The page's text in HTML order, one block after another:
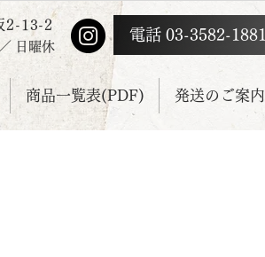
2-13-2
日曜休
電話 03-3582-1881
商品一覧表(PDF) 発送のご案内